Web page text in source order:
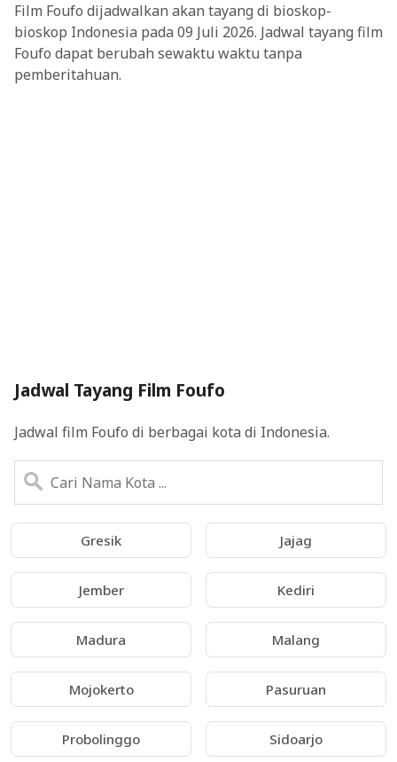
Film Foufo dijadwalkan akan tayang di bioskop-
bioskop Indonesia pada 09 Juli 2026. Jadwal tayang film
Foufo dapat berubah sewaktu waktu tanpa
pemberitahuan.
Jadwal Tayang Film Foufo
Jadwal film Foufo di berbagai kota di Indonesia.
Gresik Jajag
Jember Kediri
Madura Malang
Mojokerto Pasuruan
Probolinggo Sidoarjo